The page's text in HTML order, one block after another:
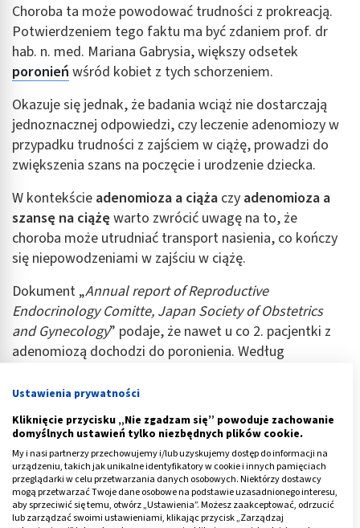
Choroba ta może powodować trudności z prokreacją.
Potwierdzeniem tego faktu ma być zdaniem prof. dr
hab. n. med. Mariana Gabrysia, większy odsetek
poronień wśród kobiet z tych schorzeniem.
Okazuje się jednak, że badania wciąż nie dostarczają
jednoznacznej odpowiedzi, czy leczenie adenomiozy w
przypadku trudności z zajściem w ciążę, prowadzi do
zwiększenia szans na poczęcie i urodzenie dziecka.
W kontekście adenomioza a ciąża czy adenomioza a
szansę na ciążęwarto zwrócić uwagę na to, że
choroba może utrudniać transport nasienia, co kończy
się niepowodzeniami w zajściu w ciążę.
Dokument „Annual report of Reproductive
Endocrinology Comitte, Japan Society of Obstetrics
and Gynecology” podaje, że nawet u co 2. pacjentki z
adenomiozą dochodzi do poronienia. Według
częściej zdarzają się porody przedwczesne, krwawienia
w ciąży.
W przypadku
adenomiozy możliwe jest zapłodnienie
vitro. Należy jednak pamiętać, że szanse na utrzymanie
ciąży mogą być niższe niż u kobiet bez tej diagnozy.
Reklama
Ustawienia prywatności
Kliknięcie przycisku „Nie zgadzam się” powoduje zachowanie
domyślnych ustawień tylko niezbędnych plików cookie.
My i nasi partnerzy przechowujemy i/lub uzyskujemy dostęp do informacji na
urządzeniu, takich jak unikalne identyfikatory w cookie i innych pamięciach
przeglądarki w celu przetwarzania danych osobowych. Niektórzy dostawcy
mogą przetwarzać Twoje dane osobowe na podstawie uzasadnionego interesu,
aby sprzeciwić się temu, otwórz „Ustawienia”. Możesz zaakceptować, odrzucić
lub zarządzać swoimi ustawieniami, klikając przycisk „Zarządzaj